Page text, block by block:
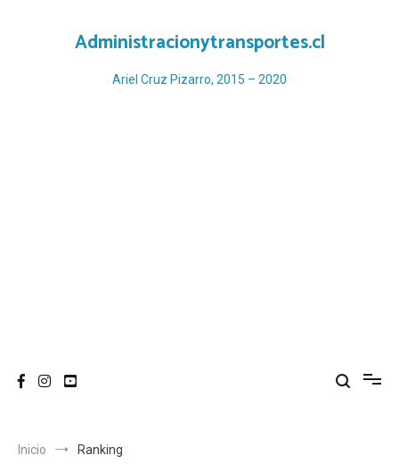
Administracionytransportes.cl
Ariel Cruz Pizarro, 2015 – 2020
Inicio Ranking